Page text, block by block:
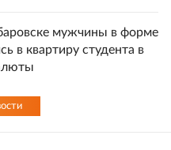
мужчины в форме
в квартиру студента в